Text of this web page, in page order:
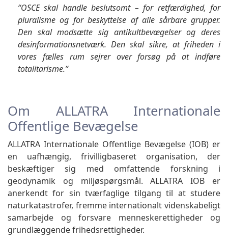
“OSCE skal handle beslutsomt – for retfærdighed, for
pluralisme og for beskyttelse af alle sårbare grupper.
Den skal modsætte sig antikultbevægelser og deres
desinformationsnetværk. Den skal sikre, at friheden i
vores fælles rum sejrer over forsøg på at indføre
totalitarisme.”
Om ALLATRA Internationale
Offentlige Bevægelse
ALLATRA Internationale Offentlige Bevægelse (IOB) er
en uafhængig, frivilligbaseret organisation, der
beskæftiger sig med omfattende forskning i
geodynamik og miljøspørgsmål. ALLATRA IOB er
anerkendt for sin tværfaglige tilgang til at studere
naturkatastrofer, fremme internationalt videnskabeligt
samarbejde og forsvare menneskerettigheder og
grundlæggende frihedsrettigheder.